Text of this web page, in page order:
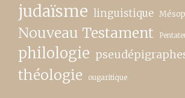
judaïsme linguistique
Nouveau Testament
philologie
théologie ougaritique